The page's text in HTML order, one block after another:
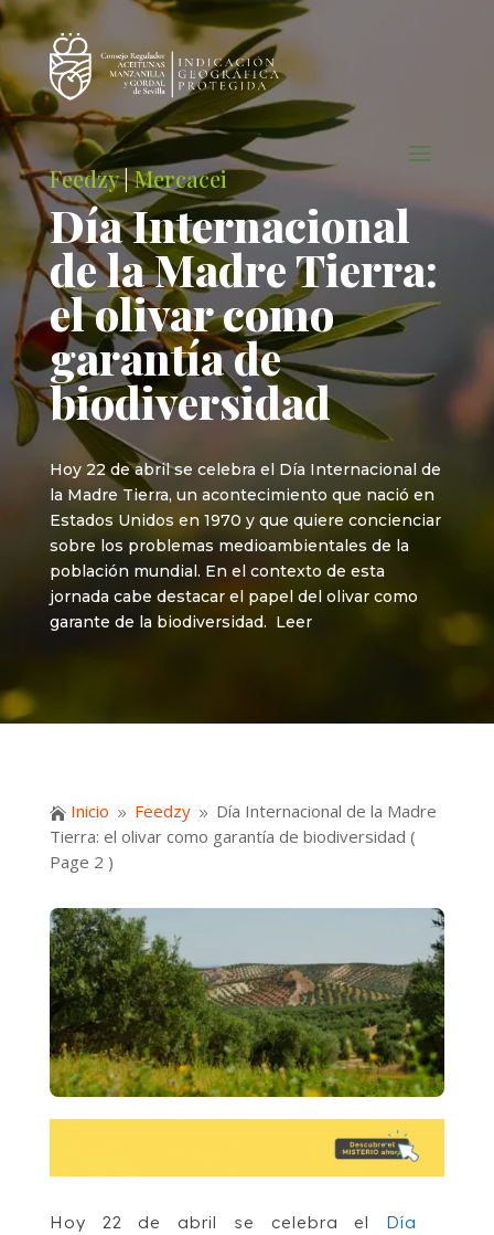
Feedzy|Mercacei
Día Internacional
de la Madre Tierra:
el olivar como
garantía de
biodiversidad
Hoy 22 de abril se celebra el Día Internacional de
la Madre Tierra, un acontecimiento que nació en
Estados Unidos en 1970 y que quiere concienciar
sobre los problemas medioambientales de la
población mundial. En el contexto de esta
jornada cabe destacar el papel del olivar como
garante de la biodiversidad. Leer
 Inicio 9 Feedzy 9 Día Internacional de la Madre
Tierra: el olivar como garantía de biodiversidad (
Page 2 )
Hoy 22 de abril se celebra el Día